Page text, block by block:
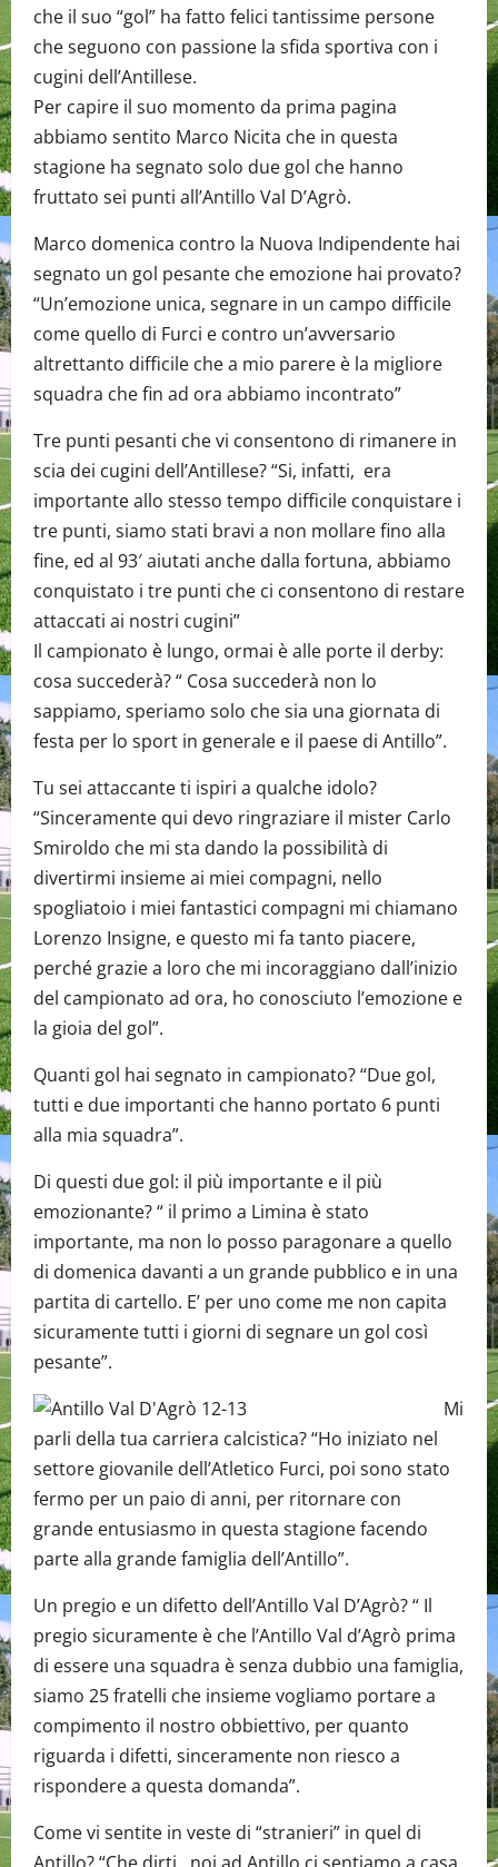
che il suo “gol” ha fatto felici tantissime persone
che seguono con passione la sfida sportiva con i
cugini dell’Antillese.
Per capire il suo momento da prima pagina
abbiamo sentito Marco Nicita che in questa
stagione ha segnato solo due gol che hanno
fruttato sei punti all’Antillo Val D’Agrò.
Marco domenica contro la Nuova Indipendente hai
segnato un gol pesante che emozione hai provato?
“Un’emozione unica, segnare in un campo difficile
come quello di Furci e contro un’avversario
altrettanto difficile che a mio parere è la migliore
squadra che fin ad ora abbiamo incontrato”
Tre punti pesanti che vi consentono di rimanere in
scia dei cugini dell’Antillese? “Si, infatti, era
importante allo stesso tempo difficile conquistare i
tre punti, siamo stati bravi a non mollare fino alla
fine, ed al 93′ aiutati anche dalla fortuna, abbiamo
conquistato i tre punti che ci consentono di restare
attaccati ai nostri cugini”
Il campionato è lungo, ormai è alle porte il derby:
cosa succederà? “ Cosa succederà non lo
sappiamo, speriamo solo che sia una giornata di
festa per lo sport in generale e il paese di Antillo”.
Tu sei attaccante ti ispiri a qualche idolo?
“Sinceramente qui devo ringraziare il mister Carlo
Smiroldo che mi sta dando la possibilità di
divertirmi insieme ai miei compagni, nello
spogliatoio i miei fantastici compagni mi chiamano
Lorenzo Insigne, e questo mi fa tanto piacere,
perché grazie a loro che mi incoraggiano dall’inizio
del campionato ad ora, ho conosciuto l’emozione e
la gioia del gol”.
Quanti gol hai segnato in campionato? “Due gol,
tutti e due importanti che hanno portato 6 punti
alla mia squadra”.
Di questi due gol: il più importante e il più
emozionante? “ il primo a Limina è stato
importante, ma non lo posso paragonare a quello
di domenica davanti a un grande pubblico e in una
partita di cartello. E’ per uno come me non capita
sicuramente tutti i giorni di segnare un gol così
pesante”.
Mi
parli della tua carriera calcistica? “Ho iniziato nel
settore giovanile dell’Atletico Furci, poi sono stato
fermo per un paio di anni, per ritornare con
grande entusiasmo in questa stagione facendo
parte alla grande famiglia dell’Antillo”.
Un pregio e un difetto dell’Antillo Val D’Agrò? “ Il
pregio sicuramente è che l’Antillo Val d’Agrò prima
di essere una squadra è senza dubbio una famiglia,
siamo 25 fratelli che insieme vogliamo portare a
compimento il nostro obbiettivo, per quanto
riguarda i difetti, sinceramente non riesco a
rispondere a questa domanda”.
Come vi sentite in veste di “stranieri” in quel di